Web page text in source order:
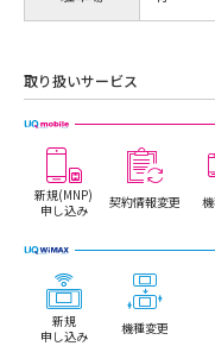
取り扱いサービス
新規(MNP)
申し込み
契約情報変更
新規
申し込み
機種変更